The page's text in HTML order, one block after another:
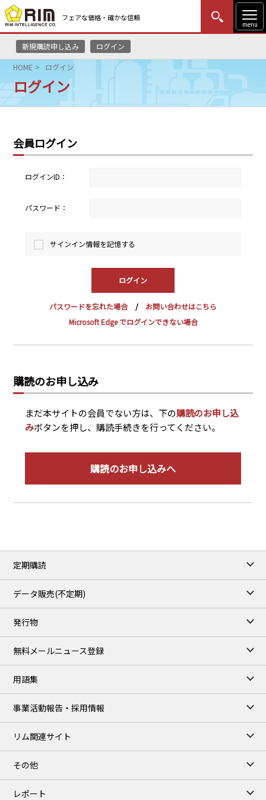
フェアな価格・確かな信頼
menu
新規購読申し込み ログイン
MENU
はじめての方
HOME
リムレポート
メソドロジー
研修・セミナー
採用情報
English Website
瑞姆亜太能源諮問(北京)
HOME ログイン
ログイン
会員ログイン
ログインID：
パスワード：
サインイン情報を記憶する
パスワードを忘れた場合
お問い合わせはこちら
Microsoft Edge でログインできない場合
購読のお申し込み
まだ本サイトの会員でない方は、下の購読のお申し込
みボタンを押し、購読手続きを行ってください。
購読のお申し込みへ
定期購読
データ販売(不定期)
発行物
無料メールニュース登録
用語集
事業活動報告・採用情報
リム関連サイト
その他
レポート